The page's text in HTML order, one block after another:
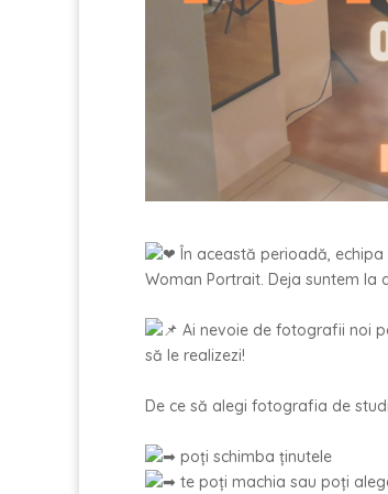
În această perioadă,
Woman Portrait. Deja suntem la
Ai nevoie de fotografii noi
să le realizezi!
De ce să alegi fotografia de
poți schimba ținutele
te poți machia sau poți